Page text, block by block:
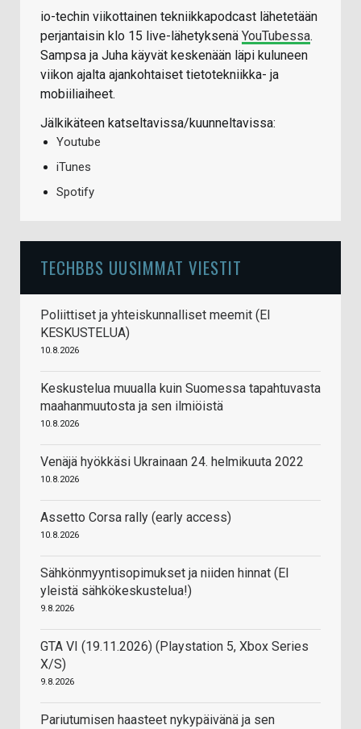
io-techin viikottainen tekniikkapodcast lähetetään
perjantaisin klo 15 live-lähetyksenä YouTubessa.
Sampsa ja Juha käyvät keskenään läpi kuluneen
viikon ajalta ajankohtaiset tietotekniikka- ja
mobiiliaiheet.
Jälkikäteen katseltavissa/kuunneltavissa:
Youtube
iTunes
Spotify
TECHBBS UUSIMMAT VIESTIT
Poliittiset ja yhteiskunnalliset meemit (EI
KESKUSTELUA)
10.8.2026
Keskustelua muualla kuin Suomessa tapahtuvasta
maahanmuutosta ja sen ilmiöistä
10.8.2026
Venäjä hyökkäsi Ukrainaan 24. helmikuuta 2022
10.8.2026
Assetto Corsa rally (early access)
10.8.2026
Sähkönmyyntisopimukset ja niiden hinnat (EI
yleistä sähkökeskustelua!)
9.8.2026
GTA VI (19.11.2026) (Playstation 5, Xbox Series
X/S)
9.8.2026
Pariutumisen haasteet nykypäivänä ja sen